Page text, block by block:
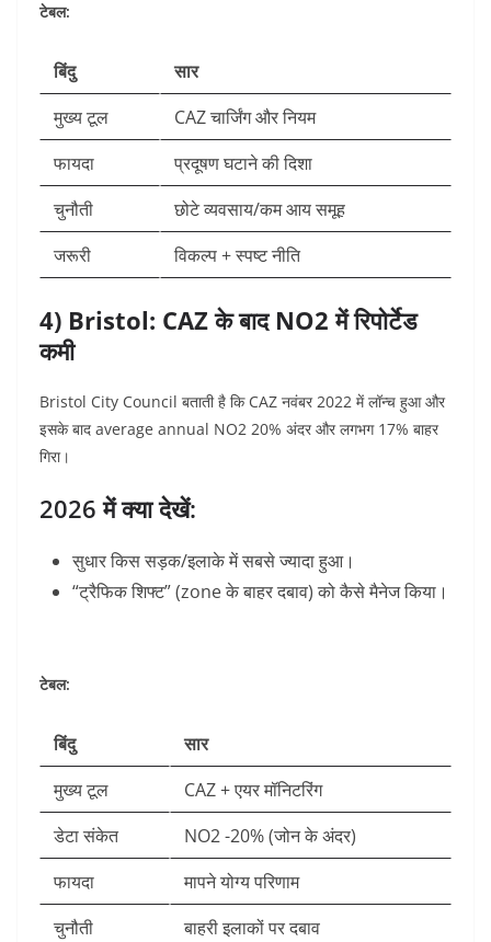
टेबल:
बिंदु
सार
मुख्य टूल
CAZ चार्जिंग और नियम
फायदा
प्रदूषण घटाने की दिशा
चुनौती
छोटे व्यवसाय/कम आय समूह
जरूरी
विकल्प + स्पष्ट नीति
4) Bristol: CAZ के बाद NO2 में रिपोर्टेड
कमी
Bristol City Council बताती है कि CAZ नवंबर 2022 में लॉन्च हुआ और
इसके बाद average annual NO2 20% अंदर और लगभग 17% बाहर
गिरा।
2026 में क्या देखें:
सुधार किस सड़क/इलाके में सबसे ज्यादा हुआ।
“ट्रैफिक शिफ्ट” (zone के बाहर दबाव) को कैसे मैनेज किया।
टेबल:
बिंदु
सार
मुख्य टूल
CAZ + एयर मॉनिटरिंग
डेटा संकेत
NO2 -20% (जोन के अंदर)
फायदा
मापने योग्य परिणाम
चुनौती
बाहरी इलाकों पर दबाव